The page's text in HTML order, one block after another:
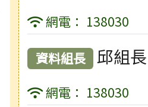
網電： 138030
資料組長 邱組長
網電： 138030